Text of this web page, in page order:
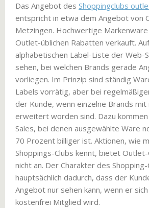
Das Angebot des Shoppingclubs
entspricht in etwa dem Angebot von
Metzingen. Hochwertige
Outlet-üblichen Rabatten verkauft.
alphabetischen Label-Liste der Web-
sehen, bei welchen Brands gerade
vorliegen. Im Prinzip sind ständig
Labels vorrätig, aber bei
der Kunde, wenn einzelne Brands
erweitert worden sind. Dazu
Sales, bei denen ausgewählte Ware
70 Prozent billiger ist. Aktionen, wie
Shoppings-Clubs kennt, bietet
nicht an. Der Charakter des
hauptsächlich dadurch, dass der
Angebot nur sehen kann, wenn er
kostenfrei Mitglied wird.